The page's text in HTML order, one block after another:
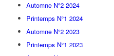
Automne N°2 2024
Printemps N°1 2024
Automne N°2 2023
Printemps N°1 2023